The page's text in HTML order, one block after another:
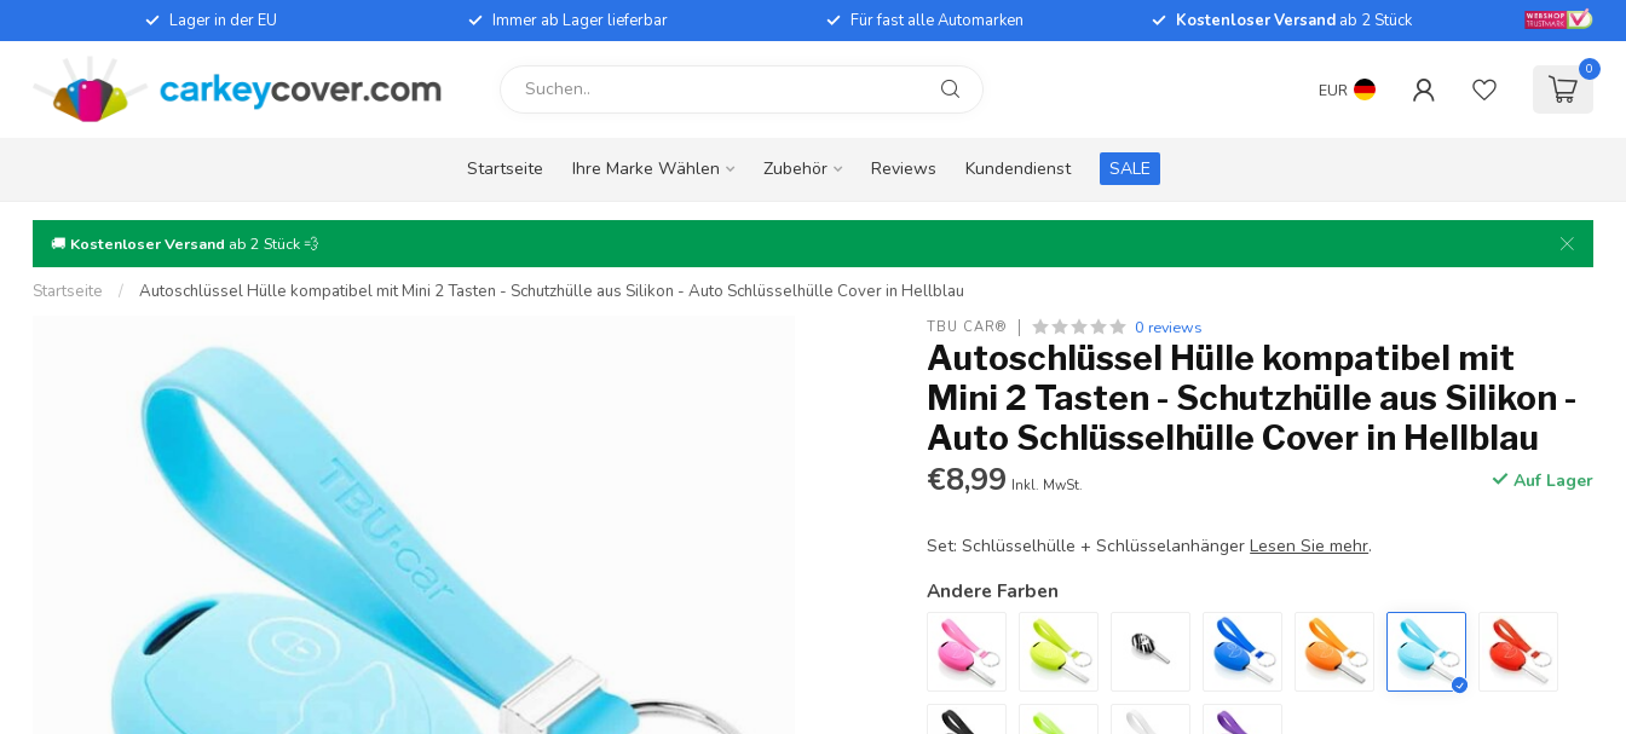
Lager in der EU Immer ab Lager lieferbar Für fast alle Automarken Kostenloser Versand ab 2 Stück
EUR
0
Startseite Ihre Marke Wählen Zubehör Reviews Kundendienst SALE
🚚 Kostenloser Versand ab 2 Stück 💨
Startseite / Autoschlüssel Hülle kompatibel mit Mini 2 Tasten - Schutzhülle aus Silikon - Auto Schlüsselhülle Cover in Hellblau
TBU CAR® 0 reviews
Autoschlüssel Hülle kompatibel mit
Mini 2 Tasten - Schutzhülle aus Silikon -
Auto Schlüsselhülle Cover in Hellblau
€8,99 Inkl. MwSt. Auf Lager
Set: Schlüsselhülle + SchlüsselanhängerLesen Sie mehr.
Andere Farben